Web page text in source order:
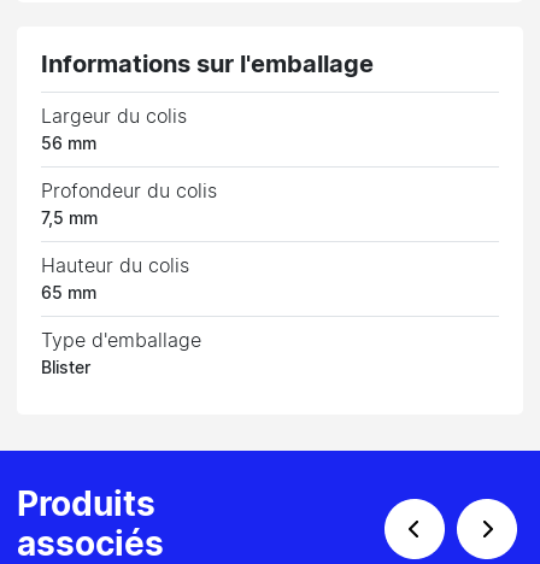
Informations sur l'emballage
Largeur du colis
56 mm
Profondeur du colis
7,5 mm
Hauteur du colis
65 mm
Type d'emballage
Blister
Produits
associés